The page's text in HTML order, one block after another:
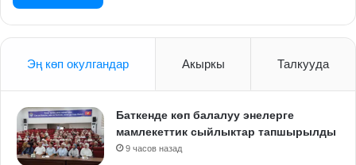
Эң көп окулгандар Акыркы Талкууда
Баткенде көп балалуу энелерге
мамлекеттик сыйлыктар тапшырылды
9 часов назад